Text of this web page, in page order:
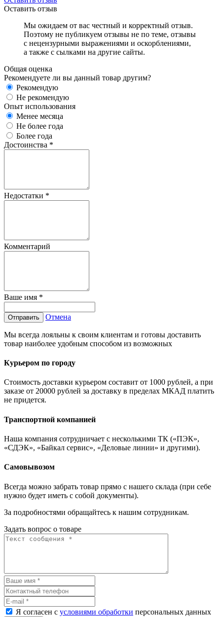
Оставить отзыв
Мы ожидаем от вас честный и корректный отзыв.
Поэтому не публикуем отзывы не по теме, отзывы
с нецензурными выражениями и оскорблениями,
а также с сылками на другие сайты.
Общая оценка
Рекомендуете ли вы данный товар другим?
Рекомендую
Не рекомендую
Опыт использования
Менее месяца
Не более года
Более года
Достоинства *
Недостатки *
Комментарий
Ваше имя *
Отправить Отмена
Мы всегда лояльны к своим клиентам и готовы доставить
товар наиболее удобным способом из возможных
Курьером по городу
Стоимость доставки курьером составит от 1000 рублей, а при
заказе от 20000 рублей за доставку в пределах МКАД платить
не придется.
Транспортной компанией
Наша компания сотрудничает с несколькими ТК («ПЭК»,
«СДЭК», «Байкал сервис», «Деловые линии» и другими).
Самовывозом
Всегда можно забрать товар прямо с нашего склада (при себе
нужно будет иметь с собой документы).
За подробностями обращайтесь к нашим сотрудникам.
Задать вопрос о товаре
Я согласен с условиями обработки персональных данных